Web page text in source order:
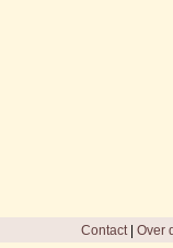
Contact| Over